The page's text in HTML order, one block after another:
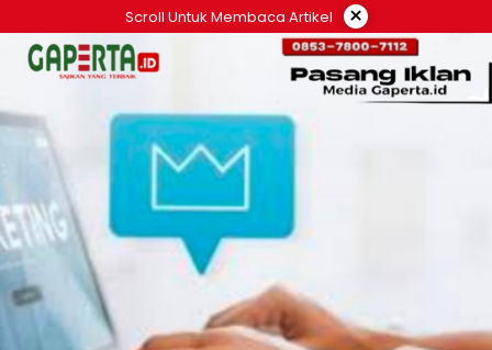
ke
konten
Scroll Untuk Membaca Artikel ×